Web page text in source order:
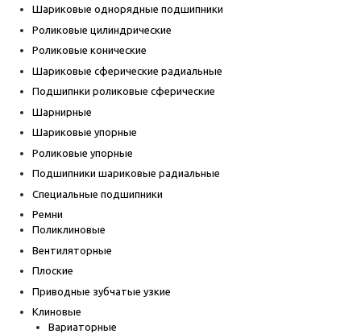
Шариковые однорядные подшипники
Роликовые цилиндрические
Роликовые конические
Шариковые сферические радиальные
Подшипнки роликовые сферические
Шарнирные
Шариковые упорные
Роликовые упорные
Подшипники шариковые радиальные
Специальные подшипники
Ремни
Поликлиновые
Вентиляторные
Плоские
Приводные зубчатые узкие
Клиновые
Вариаторные